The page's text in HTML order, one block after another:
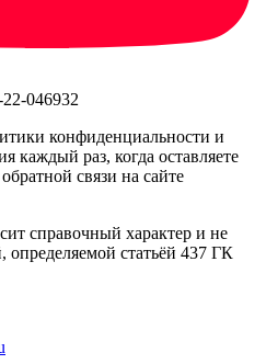
046932
конфиденциальности и
каждый раз, когда оставляете
связи на сайте
справочный характер и не
определяемой статьёй 437 ГК